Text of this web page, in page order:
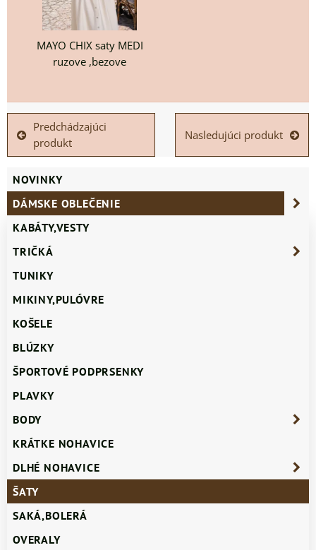
MAYO CHIX saty MEDI
ruzove ,bezove
Predchádzajúci
produkt
Nasledujúci produkt
NOVINKY
DÁMSKE OBLEČENIE
KABÁTY,VESTY
TRIČKÁ
TUNIKY
MIKINY,PULÓVRE
KOŠELE
BLÚZKY
ŠPORTOVÉ PODPRSENKY
PLAVKY
BODY
KRÁTKE NOHAVICE
DLHÉ NOHAVICE
ŠATY
SAKÁ,BOLERÁ
OVERALY